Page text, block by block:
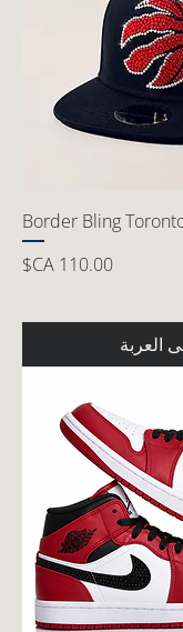
Border Bling
السعر
العربة